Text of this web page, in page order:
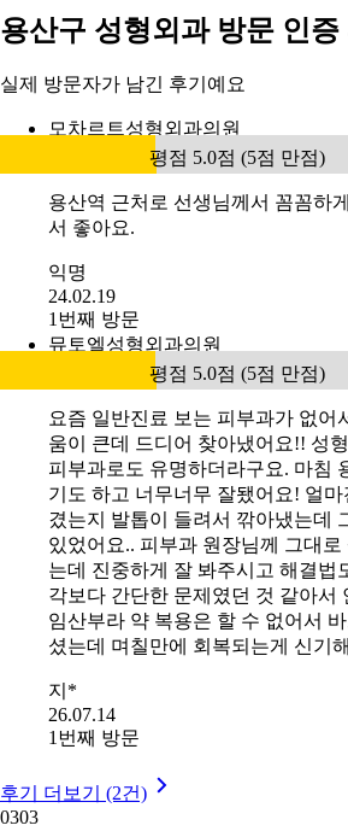
용산구 성형외과 방문 인증
실제 방문자가 남긴 후기예요
모차르트성형외과의원
평점 5.0점 (5점 만점)
용산역 근처로 선생님께서 꼼꼼하
서 좋아요.
익명
24.02.19
1번째 방문
뮤토엘성형외과의원
평점 5.0점 (5점 만점)
요즘 일반진료 보는 피부과가 없어
움이 큰데 드디어 찾아냈어요!! 성
피부과로도 유명하더라구요. 마침
기도 하고 너무너무 잘됐어요! 얼
겼는지 발톱이 들려서 깎아냈는데
있었어요.. 피부과 원장님께 그대
는데 진중하게 잘 봐주시고 해결법
각보다 간단한 문제였던 것 같아서
임산부라 약 복용은 할 수 없어서
셨는데 며칠만에 회복되는게 신기
지*
26.07.14
1번째 방문
후기 더보기 (2건)
0303